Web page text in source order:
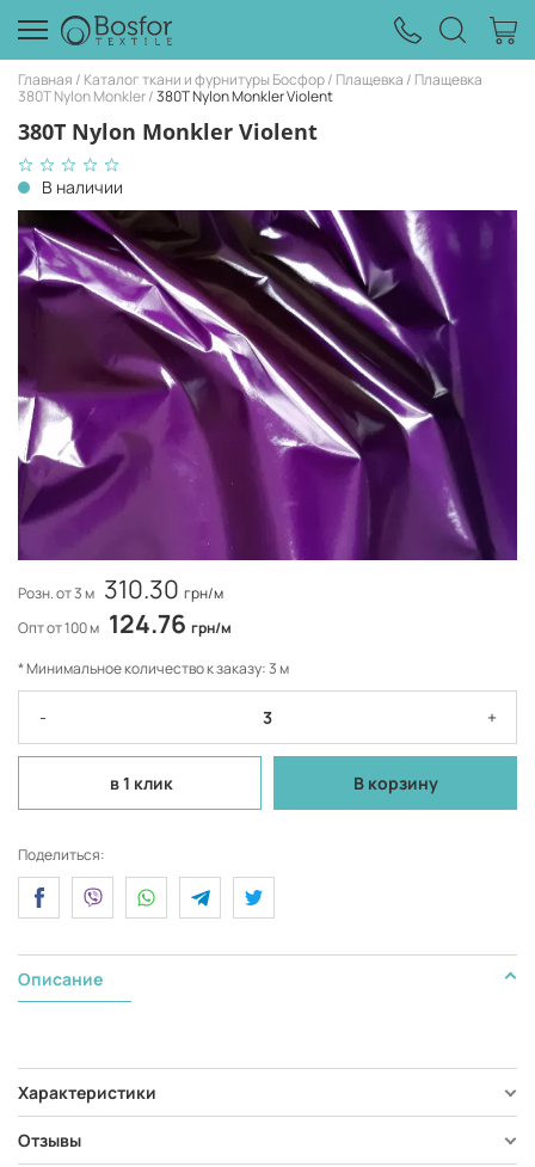
Главная Каталог ткани и фурнитуры Босфор Плащевка
Плащевка
380T Nylon Monkler 380T Nylon Monkler Violent
380T Nylon Monkler Violent
В наличии
Розн. от 3 м 310.30 грн/м
Опт от 100 м 124.76 грн/м
* Минимальное количество к заказу: 3 м
- +
в 1 клик В корзину
Поделиться:
Описание
Характеристики
Отзывы